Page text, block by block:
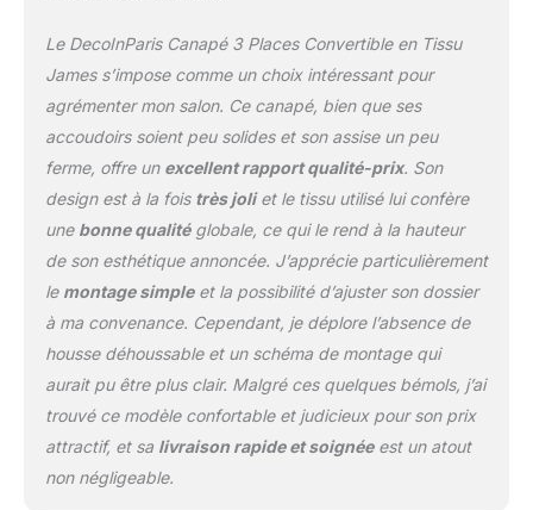
Le DecoInParis Canapé 3 Places Convertible en Tissu
James s’impose comme un choix intéressant pour
agrémenter mon salon. Ce canapé, bien que ses
accoudoirs soient peu solides et son assise un peu
ferme, offre un excellent rapport qualité-prix. Son
design est à la fois très joliet le tissu utilisé lui confère
une bonne qualitéglobale, ce qui le rend à la hauteur
de son esthétique annoncée. J’apprécie particulièrement
le montage simpleet la possibilité d’ajuster son dossier
à ma convenance. Cependant, je déplore l’absence de
housse déhoussable et un schéma de montage qui
aurait pu être plus clair. Malgré ces quelques bémols, j’ai
trouvé ce modèle confortable et judicieux pour son prix
attractif, et sa livraison rapide et soignéeest un atout
non négligeable.